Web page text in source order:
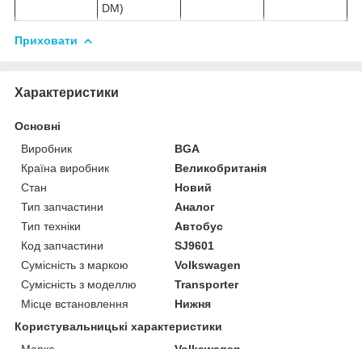
DM)
Приховати
Характеристики
Основні
Виробник
BGA
Країна виробник
Великобританія
Стан
Новий
Тип запчастини
Аналог
Тип техніки
Автобус
Код запчастини
SJ9601
Сумісність з маркою
Volkswagen
Сумісність з моделлю
Transporter
Місце встановлення
Нижня
Користувальницькі характеристики